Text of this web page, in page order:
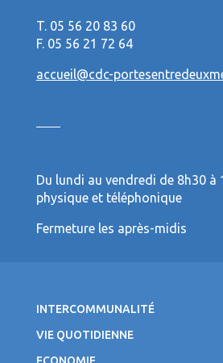
T. 05 56 20 83 60
F. 05 56 21 72 64
accueil@cdc-
Du lundi au vendredi de 8h30 à
physique et téléphonique
Fermeture les après-midis
INTERCOMMUNALITÉ
VIE QUOTIDIENNE